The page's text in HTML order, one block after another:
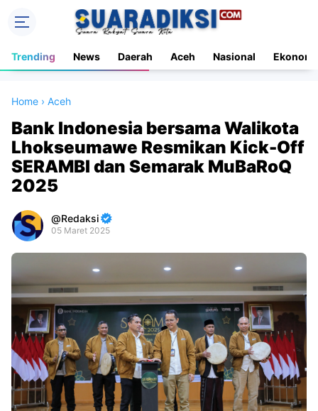
Trending News Daerah Aceh Nasional Ekonomi
Home › Aceh
Bank Indonesia bersama Walikota
Lhokseumawe Resmikan Kick-Off
SERAMBI dan Semarak MuBaRoQ
2025
Redaksi
05 Maret 2025
Premium
By
Raushan
Design
With
Shroff
Templates